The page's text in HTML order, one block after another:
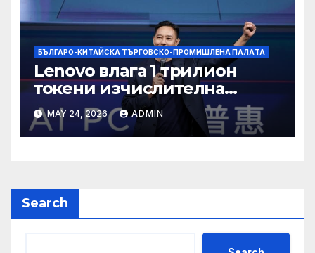
БЪЛГАРО-КИТАЙСКА ТЪРГОВСКО-ПРОМИШЛЕНА ПАЛAТА
Lenovo влага 1 трилион
токени изчислителна
мощност в AI екосистемата
MAY 24, 2026 ADMIN
Search